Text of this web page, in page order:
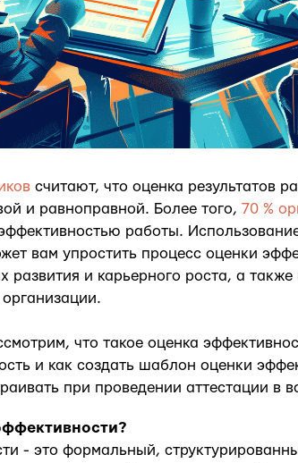
считают, что оценка результатов
и равноправной. Более того, 70 %
работы.
вам упростить процесс оценки
развития и карьерного роста, а
организации.
что такое оценка
и как создать шаблон оценки
при проведении аттестации в
- это формальный,